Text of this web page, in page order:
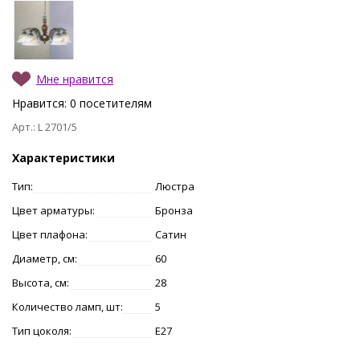
Мне нравится
Нравится: 0 посетителям
Арт.: L 2701/5
Характеристики
Тип:
Люстра
Цвет арматуры:
Бронза
Цвет плафона:
Сатин
Диаметр, см:
60
Высота, см:
28
Количество ламп, шт:
5
Тип цоколя:
E27